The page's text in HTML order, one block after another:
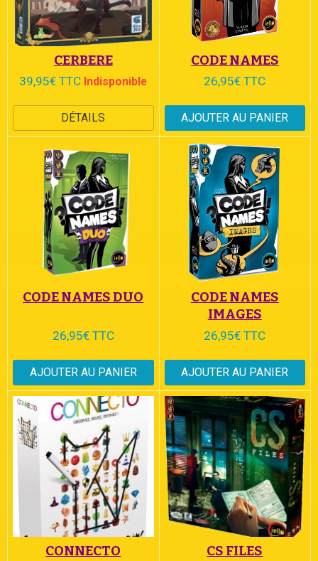
CERBERE
39,95€ TTC Indisponible
DÉTAILS
CODE NAMES
26,95€ TTC
AJOUTER AU PANIER
CODE NAMES DUO
26,95€ TTC
AJOUTER AU PANIER
CODE NAMES
IMAGES
26,95€ TTC
AJOUTER AU PANIER
CONNECTO CS FILES